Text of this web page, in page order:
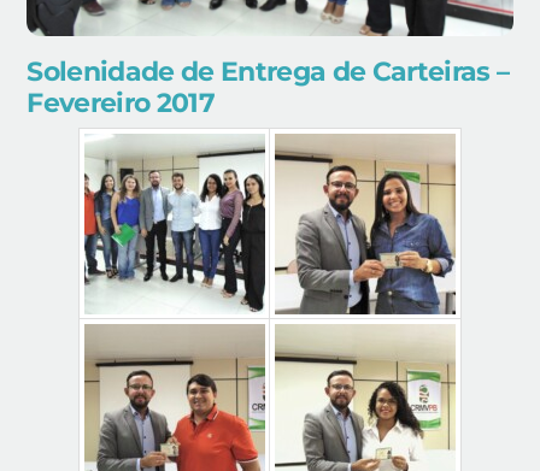
Solenidade de Entrega de Carteiras –
Fevereiro 2017